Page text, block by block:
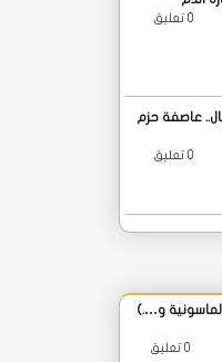
عاصفة حزم
و….)